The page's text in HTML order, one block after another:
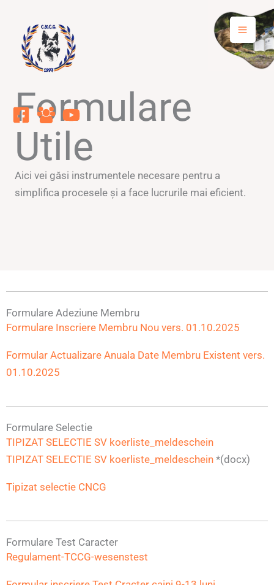
content
Formulare
Utile
Aici vei găsi instrumentele necesare pentru a
simplifica procesele și a face lucrurile mai eficient.
Formulare Adeziune Membru
Formulare Inscriere Membru Nou vers. 01.10.2025
Formular Actualizare Anuala Date Membru Existent vers.
01.10.2025
Formulare Selectie
TIPIZAT SELECTIE SV koerliste_meldeschein
TIPIZAT SELECTIE SV koerliste_meldeschein *(docx)
Tipizat selectie CNCG
Formulare Test Caracter
Regulament-TCCG-wesenstest